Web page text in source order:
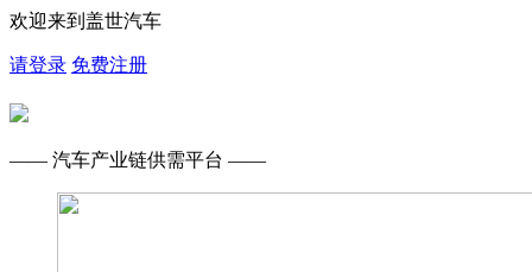
欢迎来到盖世汽车
请登录 免费注册
—— 汽车产业链供需平台 ——